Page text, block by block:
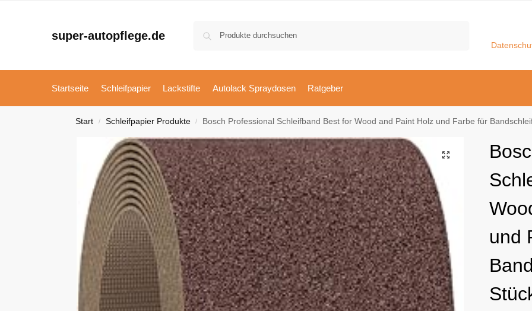
super-autopflege.de
Startseite Schleifpapier Lackstifte Autolack Spraydosen Ratgeber
Start / Schleifpapier Produkte / Bosch Professional Schleifband Best for Wood and Paint Holz und Farbe für
und